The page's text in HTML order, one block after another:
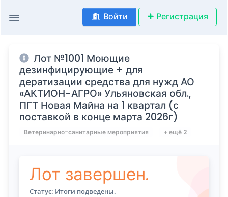
Войти Регистрация
Лот №1001 Моющие
дезинфицирующие + для
дератизации средства для нужд АО
«АКТИОН-АГРО» Ульяновская обл.,
ПГТ Новая Майна на 1 квартал (с
поставкой в конце марта 2026г)
Ветеринарно-санитарные мероприятия + ещё 2
Лот завершен.
Статус: Итоги подведены.